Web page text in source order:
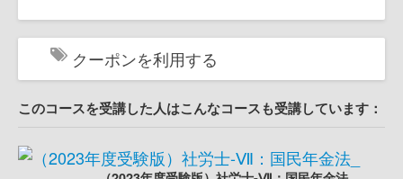
クーポンを利用する
このコースを受講した人はこんなコースも受講しています：